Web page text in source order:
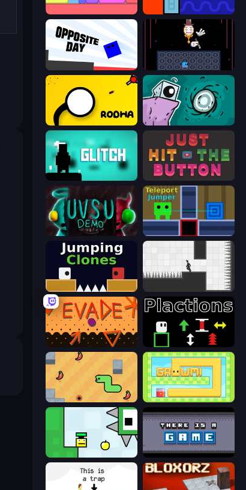
Lava and Aqua
Opposite Day Just One Boss
Rodha Tilo
Just Hit the Button
UVSU Demo Teleport Jumper
Jumping Clones
Evade
SSSPICY! Growmi
There Is No Game